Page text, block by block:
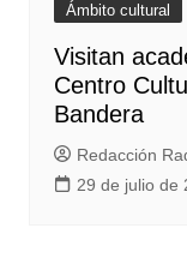
Ámbito cultural
Visitan
Centro
Bandera
Redacción
29 de julio de